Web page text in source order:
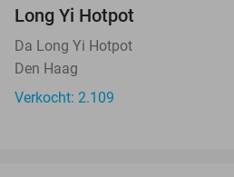
Long Yi Hotpot
Da Long Yi Hotpot
Den Haag
Verkocht: 2.109